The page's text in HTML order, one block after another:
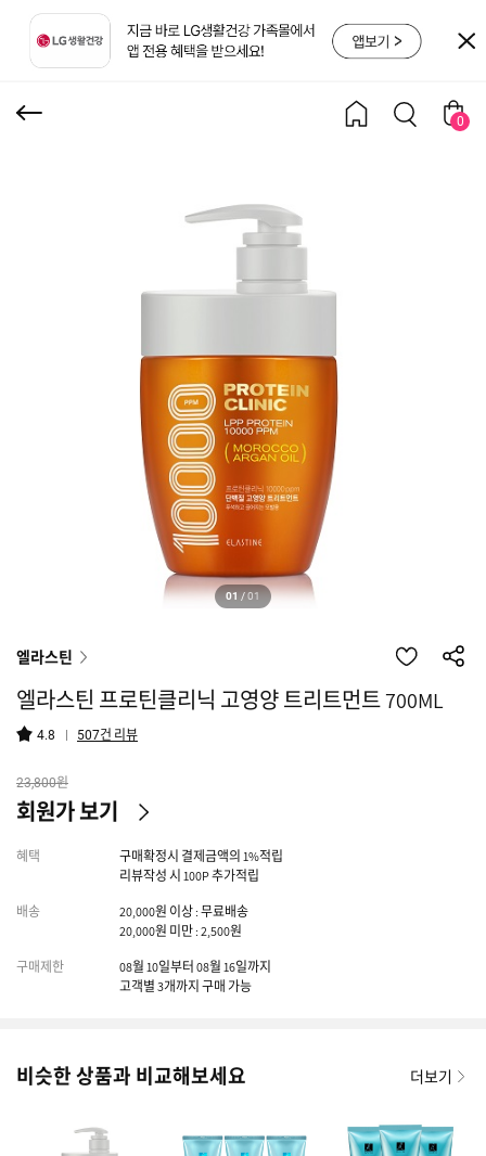
0
고영양 트리트먼트 700M
01 /01
엘라스틴
엘라스틴 프로틴클리닉 고영양 트리트먼트 700ML
4.8 507건 리뷰
23,800원
회원가 보기
혜택
구매확정시 결제금액의 1%적립
리뷰작성 시 100P 추가적립
배송
20,000원 이상 : 무료배송
20,000원 미만 : 2,500원
구매제한
08월 10일부터 08월 16일까지
고객별 3개까지 구매 가능
비슷한 상품과 비교해보세요 더보기